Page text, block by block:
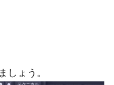
しょう。